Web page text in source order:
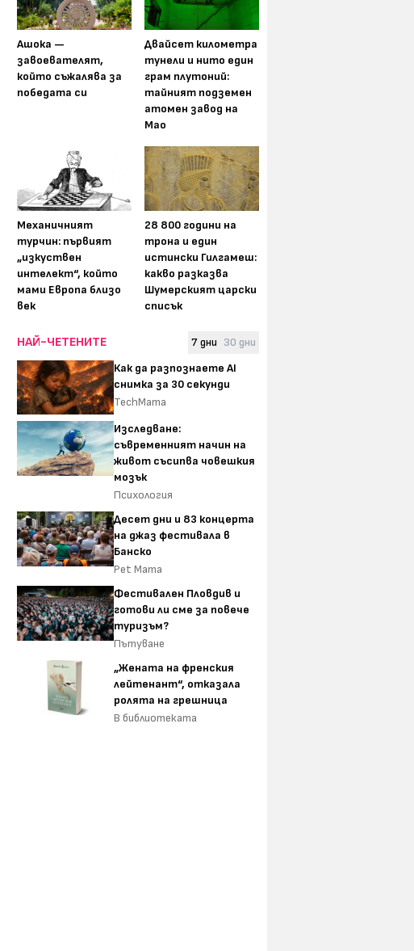
Ашока —
завоевателят,
който съжалява за
победата си
Двайсет километра
тунели и нито един
грам плутоний:
тайният подземен
атомен завод на
Мао
Механичният
турчин: първият
„изкуствен
интелект“, който
мами Европа близо
век
28 800 години на
трона и един
истински Гилгамеш:
какво разказва
Шумерският царски
списък
НАЙ-ЧЕТЕНИТЕ 7 дни 30 дни
Как да разпознаете AI
снимка за 30 секунди
TechMama
Изследване:
съвременният начин на
живот съсипва човешкия
мозък
Психология
Десет дни и 83 концерта
на джаз фестивала в
Банско
Pet Mama
Фестивален Пловдив и
готови ли сме за повече
туризъм?
Пътуване
„Жената на френския
лейтенант“, отказала
ролята на грешница
В библиотеката